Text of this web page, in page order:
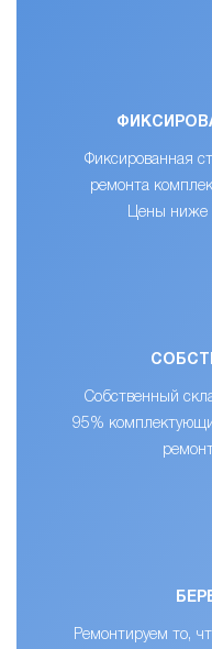
Фиксированная
ремонта
Цены ниже
Собственный
95%
Ремонтируем то,